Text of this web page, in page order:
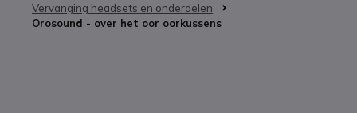
Vervanging headsets en onderdelen
Orosound - over het oor oorkussens